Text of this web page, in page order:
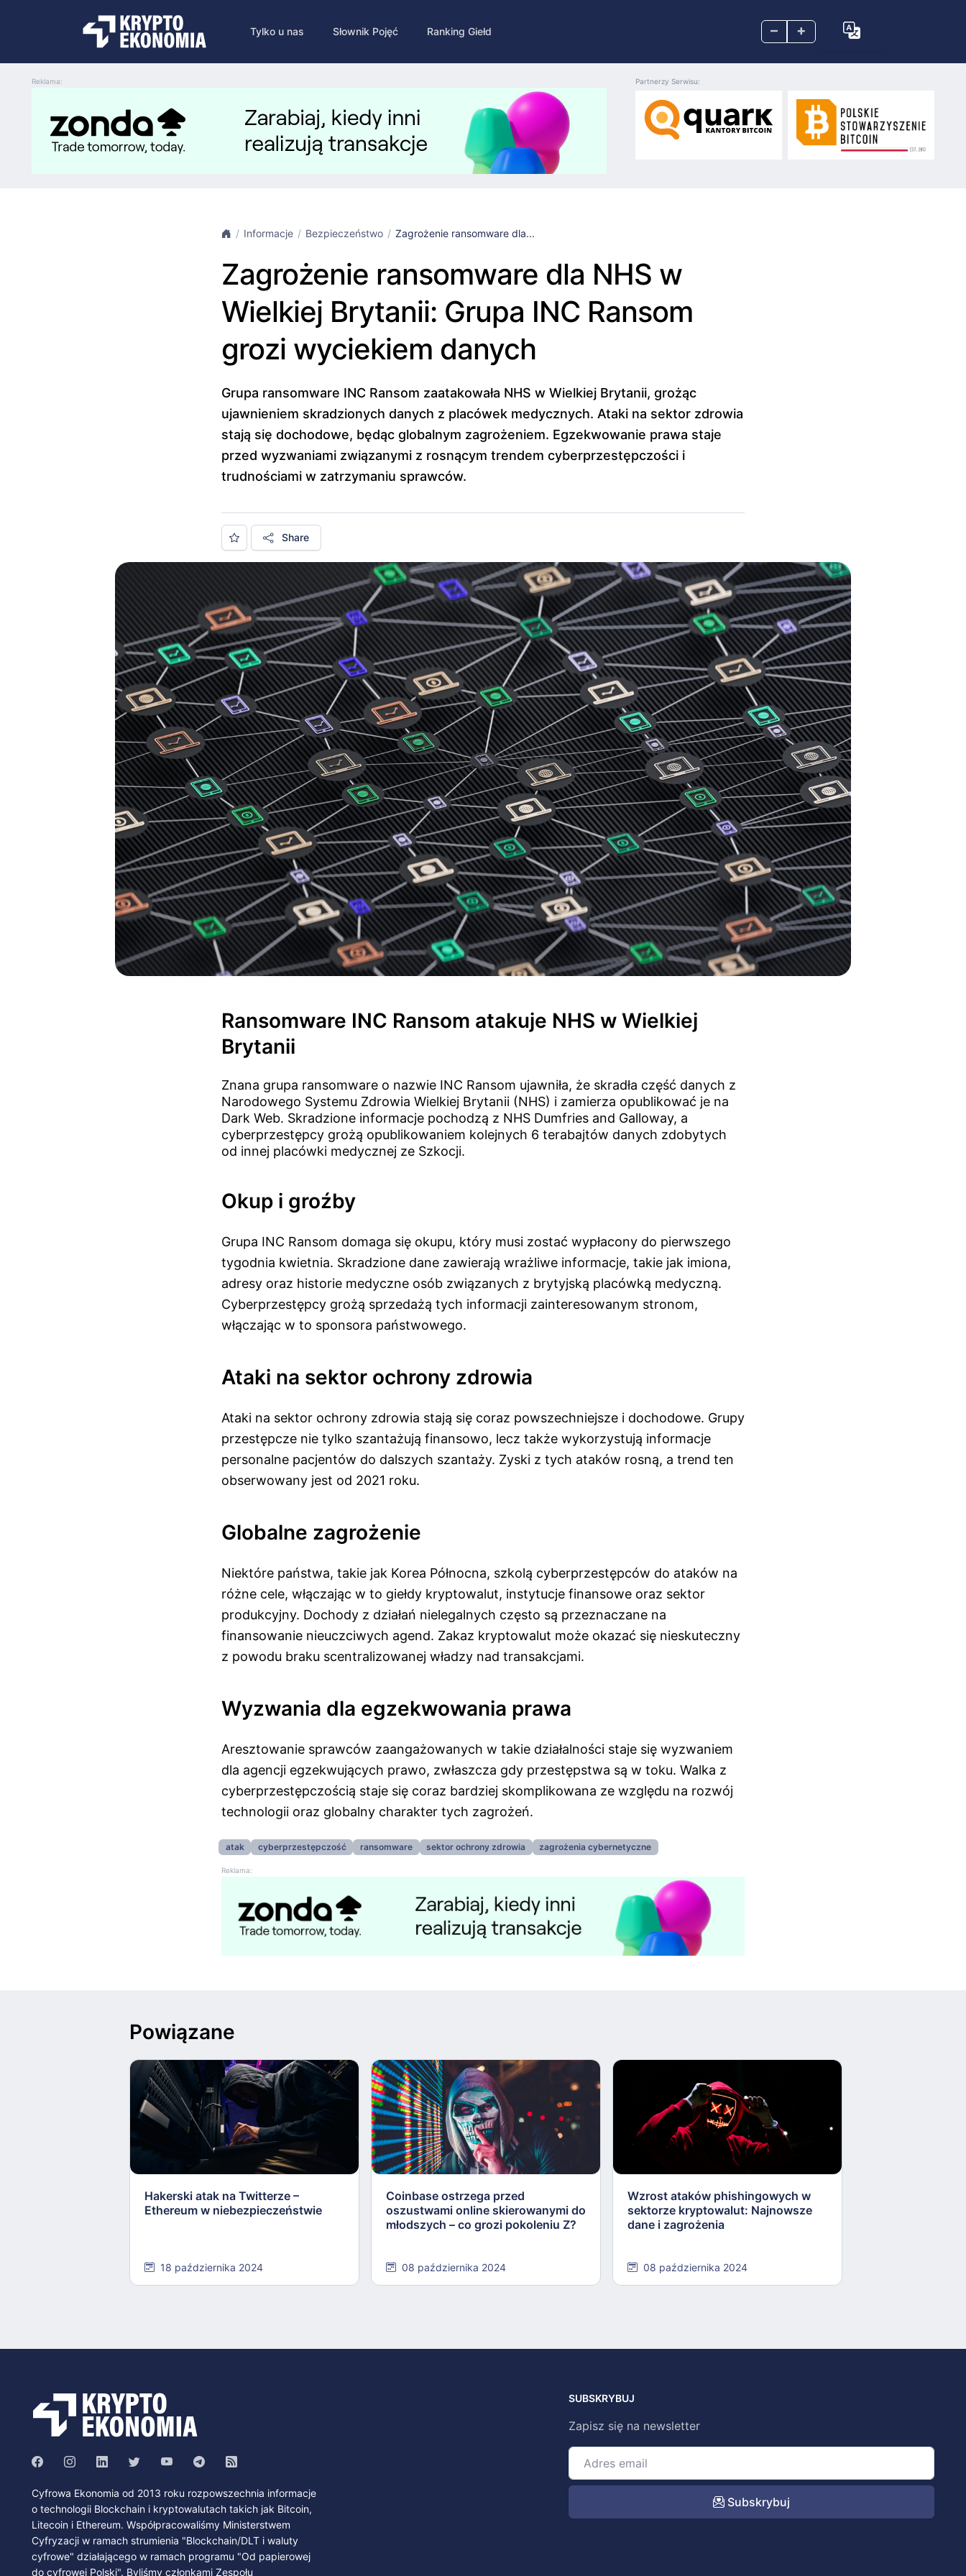
– +
Tylko u nas Słownik Pojęć Ranking Giełd
Reklama: Partnerzy Serwisu:
Informacje Bezpieczeństwo Zagrożenie ransomware dla...
Zagrożenie ransomware dla NHS w
Wielkiej Brytanii: Grupa INC Ransom
grozi wyciekiem danych
Grupa ransomware INC Ransom zaatakowała NHS w Wielkiej Brytanii, grożąc
ujawnieniem skradzionych danych z placówek medycznych. Ataki na sektor zdrowia
stają się dochodowe, będąc globalnym zagrożeniem. Egzekwowanie prawa staje
przed wyzwaniami związanymi z rosnącym trendem cyberprzestępczości i
trudnościami w zatrzymaniu sprawców.
Share
Ransomware INC Ransom atakuje NHS w Wielkiej
Brytanii
Znana grupa ransomware o nazwie INC Ransom ujawniła, że skradła część danych z
Narodowego Systemu Zdrowia Wielkiej Brytanii (NHS) i zamierza opublikować je na
Dark Web. Skradzione informacje pochodzą z NHS Dumfries and Galloway, a
cyberprzestępcy grożą opublikowaniem kolejnych 6 terabajtów danych zdobytych
od innej placówki medycznej ze Szkocji.
Okup i groźby
Grupa INC Ransom domaga się okupu, który musi zostać wypłacony do pierwszego
tygodnia kwietnia. Skradzione dane zawierają wrażliwe informacje, takie jak imiona,
adresy oraz historie medyczne osób związanych z brytyjską placówką medyczną.
Cyberprzestępcy grożą sprzedażą tych informacji zainteresowanym stronom,
włączając w to sponsora państwowego.
Ataki na sektor ochrony zdrowia
Ataki na sektor ochrony zdrowia stają się coraz powszechniejsze i dochodowe. Grupy
przestępcze nie tylko szantażują finansowo, lecz także wykorzystują informacje
personalne pacjentów do dalszych szantaży. Zyski z tych ataków rosną, a trend ten
obserwowany jest od 2021 roku.
Globalne zagrożenie
Niektóre państwa, takie jak Korea Północna, szkolą cyberprzestępców do ataków na
różne cele, włączając w to giełdy kryptowalut, instytucje finansowe oraz sektor
produkcyjny. Dochody z działań nielegalnych często są przeznaczane na
finansowanie nieuczciwych agend. Zakaz kryptowalut może okazać się nieskuteczny
z powodu braku scentralizowanej władzy nad transakcjami.
Wyzwania dla egzekwowania prawa
Aresztowanie sprawców zaangażowanych w takie działalności staje się wyzwaniem
dla agencji egzekwujących prawo, zwłaszcza gdy przestępstwa są w toku. Walka z
cyberprzestępczością staje się coraz bardziej skomplikowana ze względu na rozwój
technologii oraz globalny charakter tych zagrożeń.
atak cyberprzestępczość ransomware sektor ochrony zdrowia zagrożenia cybernetyczne
Reklama:
Powiązane
Hakerski atak na Twitterze –
Ethereum w niebezpieczeństwie
18 października 2024
Coinbase ostrzega przed
oszustwami online skierowanymi do
młodszych – co grozi pokoleniu Z?
08 października 2024
Wzrost ataków phishingowych w
sektorze kryptowalut: Najnowsze
dane i zagrożenia
08 października 2024
Cyfrowa Ekonomia od 2013 roku rozpowszechnia informacje
o technologii Blockchain i kryptowalutach takich jak Bitcoin,
Litecoin i Ethereum. Współpracowaliśmy Ministerstwem
Cyfryzacji w ramach strumienia "Blockchain/DLT i waluty
cyfrowe" działającego w ramach programu "Od papierowej
do cyfrowej Polski". Byliśmy członkami Zespołu
SUBSKRYBUJ
Zapisz się na newsletter
Subskrybuj